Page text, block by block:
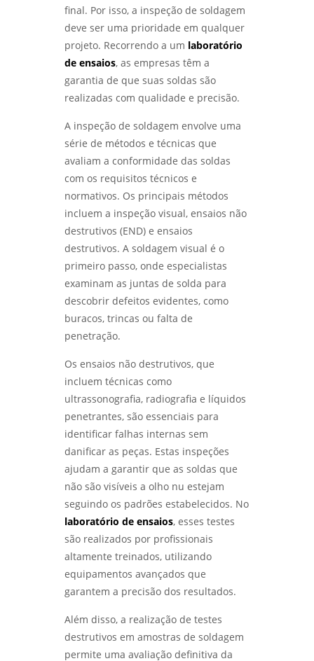
ANÁLISE DE FALHAS EM EQUIPAMENTOS:
COMO IDENTIFICAR E SOLUCIONAR
PROBLEMAS EFICAZMENTE - LABMETAL
ENSAIO DE CORROSÃO: COMO GARANTIR A
DURABILIDADE DOS MATERIAIS EM
AMBIENTES DESAFIADORES - LABMETAL
ENSAIOS MECÂNICOS E METALÚRGICOS:
COMO GARANTIR A QUALIDADE DOS
MATERIAIS NA INDÚSTRIA - LABMETAL
ENSAIOS MECÂNICOS DESTRUTIVOS: ENTENDA
SUA IMPORTÂNCIA E APLICAÇÕES NA
ENGENHARIA - LABMETAL
INSPEÇÃO DE SOLDA: COMO GARANTIR A
QUALIDADE E SEGURANÇA EM PROJETOS DE
SOLDAGEM - LABMETAL
LABORATÓRIO DE ANÁLISE QUÍMICA: COMO
ESCOLHER O MELHOR PARA SUAS
NECESSIDADES - LABMETAL
COMO GARANTIR A QUALIFICAÇÃO DE
SOLDADORES PARA MELHORES PRÁTICAS
INDUSTRIAIS - LABMETAL
ENTENDA TUDO SOBRE ENSAIO DE CORROSÃO
INTERGRANULAR E SUAS APLICAÇÕES
INDUSTRIAIS - LABMETAL
ENTENDA AS CAUSAS E SOLUÇÕES -
LABMETAL
ANÁLISE DO TIPO DE QUEBRA: ENTENDA SEUS
IMPACTOS E REPERCUSSÕES - LABMETAL
final. Por isso, a inspeção de soldagem
deve ser uma prioridade em qualquer
projeto. Recorrendo a um laboratório
de ensaios, as empresas têm a
garantia de que suas soldas são
realizadas com qualidade e precisão.
A inspeção de soldagem envolve uma
série de métodos e técnicas que
avaliam a conformidade das soldas
com os requisitos técnicos e
normativos. Os principais métodos
incluem a inspeção visual, ensaios não
destrutivos (END) e ensaios
destrutivos. A soldagem visual é o
primeiro passo, onde especialistas
examinam as juntas de solda para
descobrir defeitos evidentes, como
buracos, trincas ou falta de
penetração.
Os ensaios não destrutivos, que
incluem técnicas como
ultrassonografia, radiografia e líquidos
penetrantes, são essenciais para
identificar falhas internas sem
danificar as peças. Estas inspeções
ajudam a garantir que as soldas que
não são visíveis a olho nu estejam
seguindo os padrões estabelecidos. No
laboratório de ensaios, esses testes
são realizados por profissionais
altamente treinados, utilizando
equipamentos avançados que
garantem a precisão dos resultados.
Além disso, a realização de testes
destrutivos em amostras de soldagem
permite uma avaliação definitiva da